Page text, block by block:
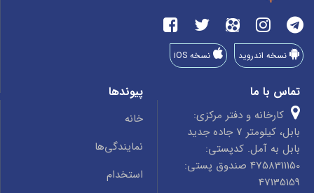
نسخه اندروید نسخه iOS
تماس با ما
کارخانه و دفتر مرکزی:
بابل، کیلومتر 7 جاده جدید
بابل به آمل. کدپستی:
4758311150 صندوق پستی:
47135159
پیوندها
خانه
نمایندگی‌ها
استخدام